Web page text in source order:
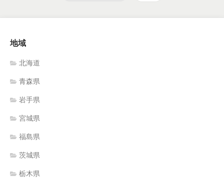
地域
北海道
青森県
岩手県
宮城県
福島県
茨城県
栃木県